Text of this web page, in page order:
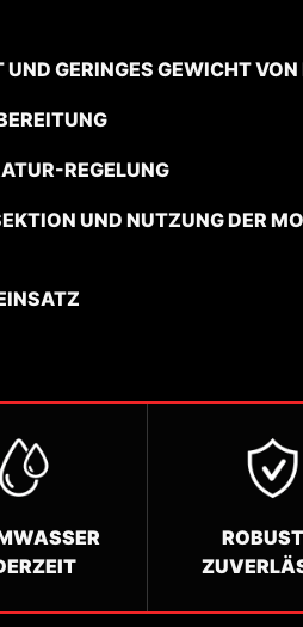
GERINGES GEWICHT VON
REGELUNG
UND NUTZUNG DER